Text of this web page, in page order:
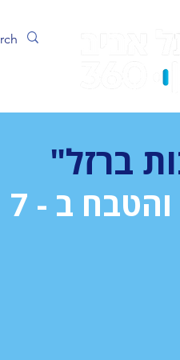
ברזל"
יישוב סכסוכים והטבח ב - 7